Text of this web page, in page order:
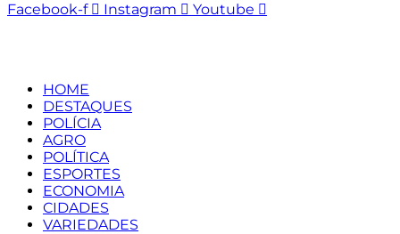
Facebook-f
Instagram Youtube
HOME
DESTAQUES
POLÍCIA
AGRO
POLÍTICA
ESPORTES
ECONOMIA
CIDADES
VARIEDADES